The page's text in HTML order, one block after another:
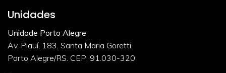
Unidades
Unidade Porto Alegre
Av. Piauí, 183. Santa Maria Goretti.
Porto Alegre/RS. CEP: 91.030-320